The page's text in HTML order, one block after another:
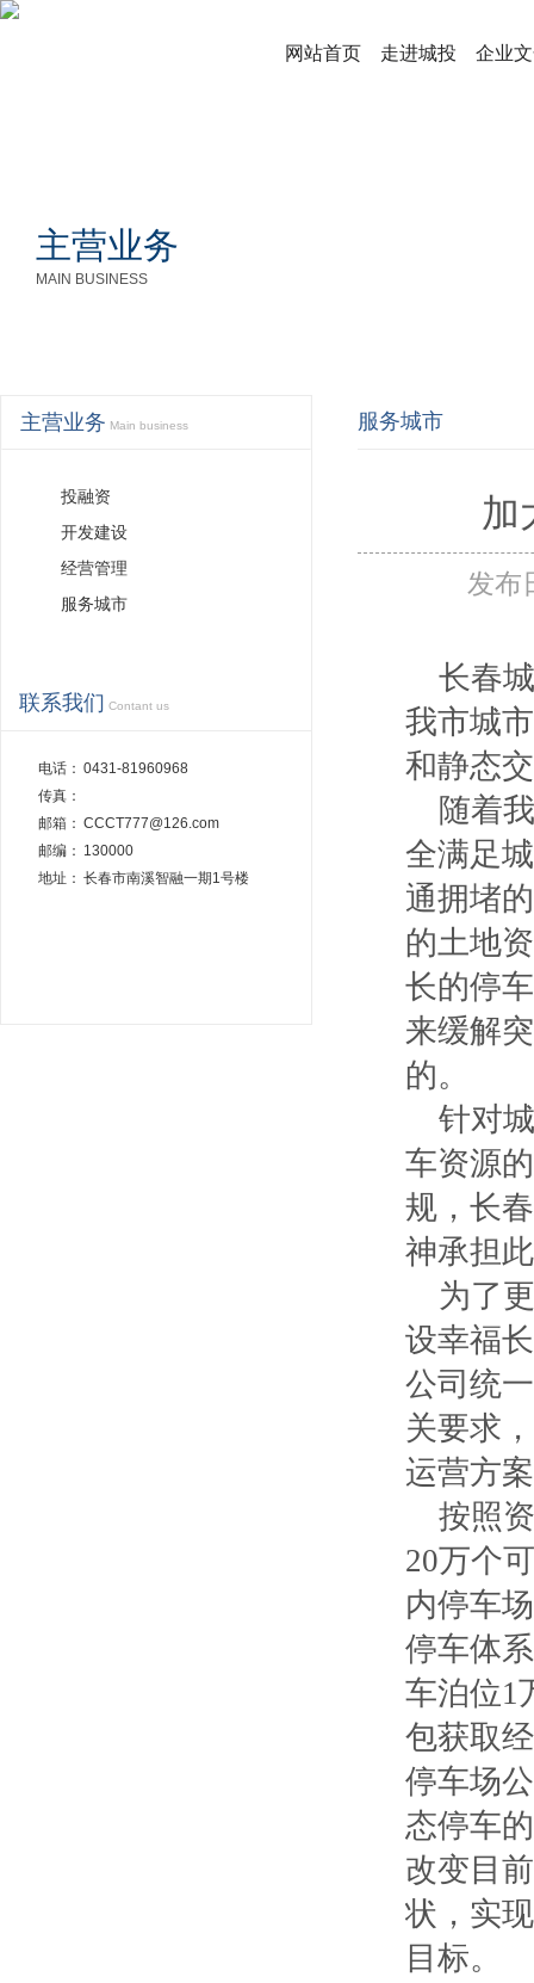
网站首页 走进城投 企业
主营业务
MAIN BUSINESS
主营业务 Main business
投融资
开发建设
经营管理
服务城市
联系我们 Contant us
电话： 0431-81960968
传真：
邮箱： CCCT777@126.com
邮编： 130000
地址： 长春市南溪智融一期1号楼
服务城市
加
发布
长春城
我市城
和静态
随着我
全满足
通拥堵
的土地
长的停
来缓解
的。
针对城
车资源
规，长
神承担
为了更
设幸福
公司统
关要求
运营方
按照资
20万个
内停车
停车体
车泊位1
包获取
停车场
态停车
改变目
状，实
目标。